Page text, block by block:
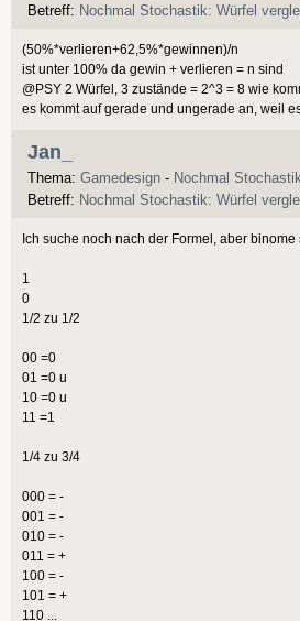
Betreff: Nochmal Stochastik: Würfel
(50%*verlieren+62,5%*gewinnen)/n
ist unter 100% da gewin + verlieren = n sind
@PSY 2 Würfel, 3 zustände = 2^3 = 8 wie
es kommt auf gerade und ungerade an, weil es
Jan_
Thema: Gamedesign - Nochmal
Betreff: Nochmal Stochastik: Würfel
Ich suche noch nach der Formel, aber
1
0
1/2 zu 1/2
00 =0
01 =0 u
10 =0 u
11 =1
1/4 zu 3/4
000 = -
001 = -
010 = -
011 = +
100 = -
101 = +
110 ...